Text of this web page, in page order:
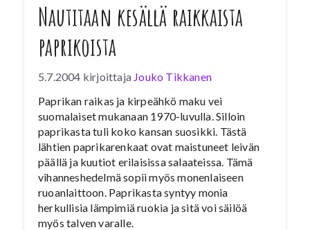
Nautitaan kesällä raikkaista
paprikoista
5.7.2004 kirjoittaja Jouko Tikkanen
Paprikan raikas ja kirpeähkö maku vei
suomalaiset mukanaan 1970-luvulla. Silloin
paprikasta tuli koko kansan suosikki. Tästä
lähtien paprikarenkaat ovat maistuneet leivän
päällä ja kuutiot erilaisissa salaateissa. Tämä
vihanneshedelmä sopii myös monenlaiseen
ruoanlaittoon. Paprikasta syntyy monia
herkullisia lämpimiä ruokia ja sitä voi säilöä
myös talven varalle.